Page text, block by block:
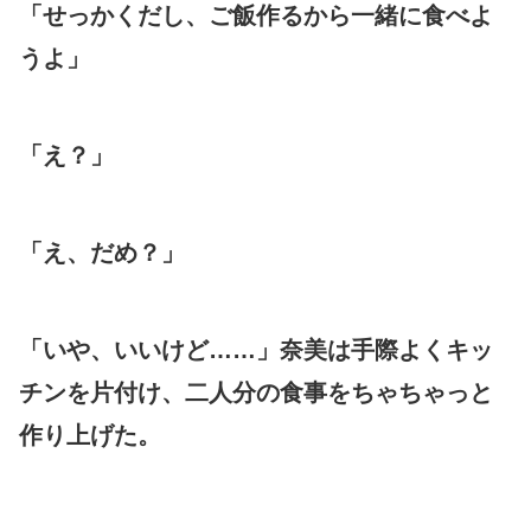
「せっかくだし、ご飯作るから一緒に食べよ
うよ」
「え？」
「え、だめ？」
「いや、いいけど……」奈美は手際よくキッ
チンを片付け、二人分の食事をちゃちゃっと
作り上げた。